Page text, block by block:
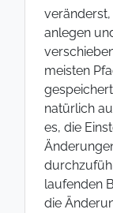
anlegen
meisten
natürlich
es, die
laufenden
die